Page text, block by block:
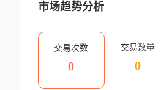
市场趋势分析
交易次数
0
交易数量
0